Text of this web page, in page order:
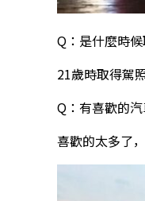
Q：是什麼時
21歲時取得駕
Q：有喜歡的
喜歡的太多了